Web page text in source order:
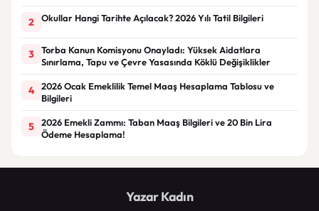
2 Okullar Hangi Tarihte Açılacak? 2026 Yılı Tatil Bilgileri
3
Torba Kanun Komisyonu Onayladı: Yüksek Aidatlara
Sınırlama, Tapu ve Çevre Yasasında Köklü Değişiklikler
4
2026 Ocak Emeklilik Temel Maaş Hesaplama Tablosu ve
Bilgileri
5
2026 Emekli Zammı: Taban Maaş Bilgileri ve 20 Bin Lira
Ödeme Hesaplama!
Yazar Kadın